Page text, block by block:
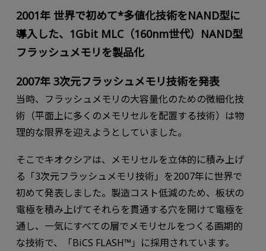
2001年 世界で初めて*多値化技術をNAND型に
導⼊した、1Gbit MLC（160nm世代）NAND型
フラッシュメモリを製品化
2007年 3次元フラッシュメモリ技術を発表
当時、フラッシュメモリの⼤容量化のための微細化技
術（平面上に多くのメモリセルを配置する技術）は物
理的な限界を迎えようとしていました。
そこでキオクシアは、メモリセルを⽴体的に積み上げ
る「3次元フラッシュメモリ技術」を2007年に世界で
初めて発表しました。製造コスト低減のため、板状の
電極を積み上げてそれらを貫通する⽳を開けて電極を
通し、⼀気にすべての層でメモリセルをつくる画期的
な技術で、「BiCS FLASH™」に採用されています。